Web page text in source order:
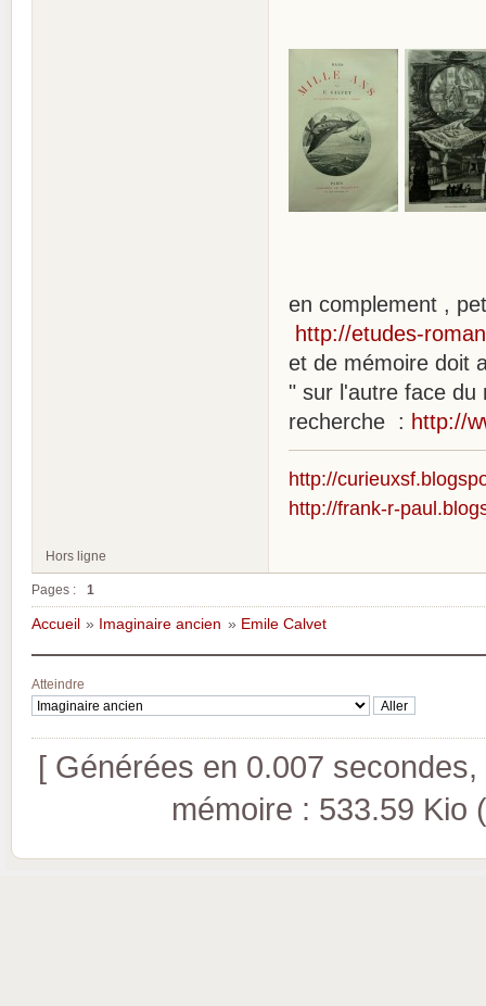
en complement ,
http://etudes-
et de mémoire doit
" sur l'autre face du
recherche : http://
http://
http://frank-r-
Hors ligne
Pages : 1
Accueil » Imaginaire ancien » Emile Calvet
Atteindre
[ Générées en 0.007
mémoire : 533.59 Kio